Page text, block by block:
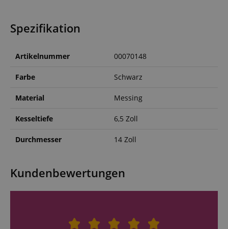
Spezifikation
Artikelnummer 00070148
Farbe Schwarz
Material Messing
Kesseltiefe 6,5 Zoll
Durchmesser 14 Zoll
Kundenbewertungen